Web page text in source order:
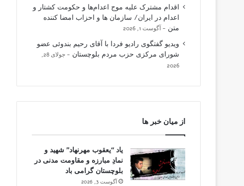
اقدام مشترک علیه موج اعدام‌ها و حکومت کشتار و
اعدام در ایران/ سازمان ها و احزاب امضا کننده
متن
آگوست 1, 2026
ویدیو گفتگوی رادیو فردا با آقای رحیم بندوئی عضو
شورای مرکزی حزب مردم بلوچستان
جولای 28,
2026
از میان خبر ها
یاد “یعقوب مهرنهاد” شهید و
نمادِ مبارزه و مقاومت مدنی در
بلوچستان گرامی باد
آگوست 3, 2026